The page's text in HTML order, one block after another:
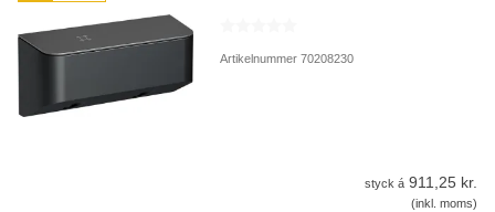
Artikelnummer 70208230
styck á 911,25 kr.
(inkl. moms)